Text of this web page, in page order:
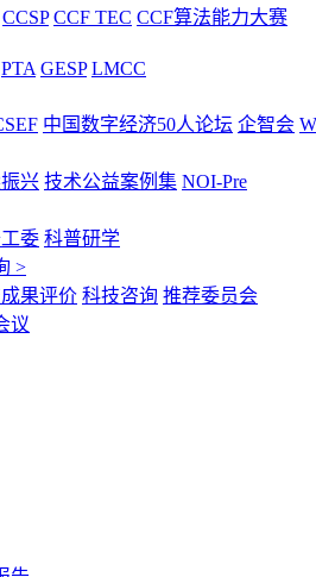
CCSP CCF TEC CCF算法能力大赛
PTA GESP LMCC
中国数字经济50人论坛 企智会
兴 技术公益案例集 NOI-Pre
委 科普研学
>
果评价 科技咨询 推荐委员会
议